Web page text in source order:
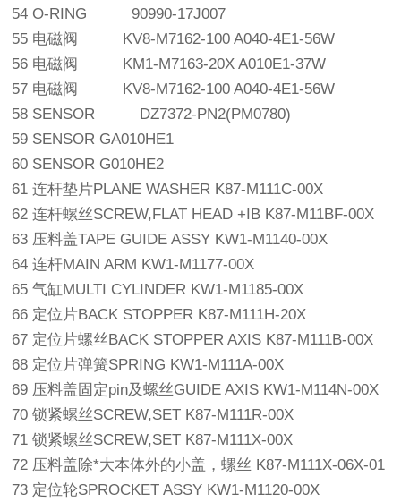
54 O-RING 90990-17J007
55 电磁阀 KV8-M7162-100 A040-4E1-56W
56 电磁阀 KM1-M7163-20X A010E1-37W
57 电磁阀 KV8-M7162-100 A040-4E1-56W
58 SENSOR DZ7372-PN2(PM0780)
59 SENSOR GA010HE1
60 SENSOR G010HE2
61 连杆垫片PLANE WASHER K87-M111C-00X
62 连杆螺丝SCREW,FLAT HEAD +IB K87-M11BF-00X
63 压料盖TAPE GUIDE ASSY KW1-M1140-00X
64 连杆MAIN ARM KW1-M1177-00X
65 气缸MULTI CYLINDER KW1-M1185-00X
66 定位片BACK STOPPER K87-M111H-20X
67 定位片螺丝BACK STOPPER AXIS K87-M111B-00X
68 定位片弹簧SPRING KW1-M111A-00X
69 压料盖固定pin及螺丝GUIDE AXIS KW1-M114N-00X
70 锁紧螺丝SCREW,SET K87-M111R-00X
71 锁紧螺丝SCREW,SET K87-M111X-00X
72 压料盖除*大本体外的小盖，螺丝 K87-M111X-06X-01
73 定位轮SPROCKET ASSY KW1-M1120-00X